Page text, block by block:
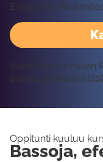
Esittelyssä
Vaatii kirjautumisen
päivää ilmaiseksi
Oppitunti kuuluu
Bassoja,